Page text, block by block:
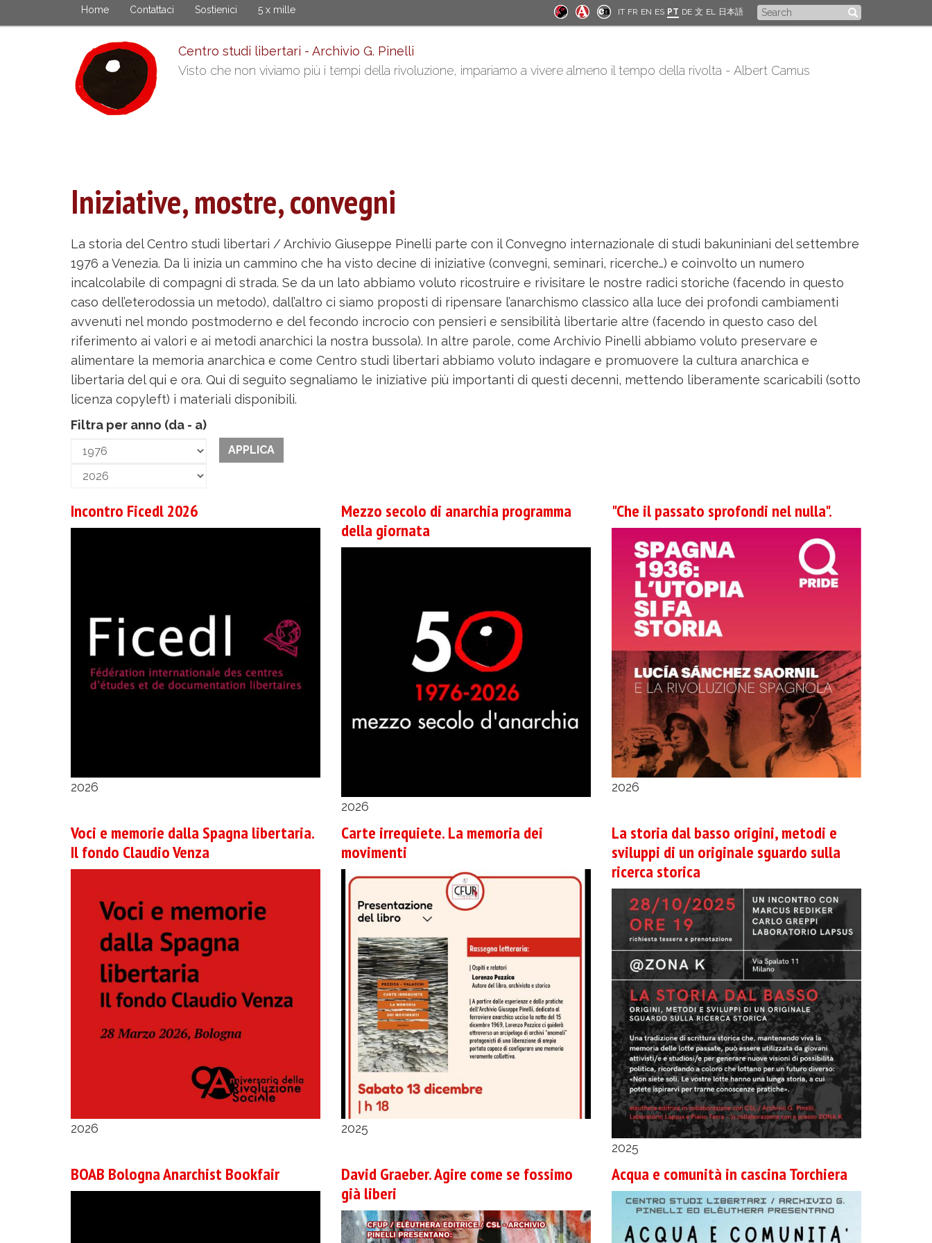
to
Home Contattaci Sostienici 5 x mille
Search
IT FR EN ES PT DE 文 EL 日本語
Centro studi libertari - Archivio G. Pinelli
Visto che non viviamo più i tempi della rivoluzione, impariamo a vivere almeno il tempo della rivolta - Albert Camus
Iniziative, mostre, convegni
La storia del Centro studi libertari / Archivio Giuseppe Pinelli parte con il Convegno internazionale di studi bakuniniani del settembre
1976 a Venezia. Da lì inizia un cammino che ha visto decine di iniziative (convegni, seminari, ricerche…) e coinvolto un numero
incalcolabile di compagni di strada. Se da un lato abbiamo voluto ricostruire e rivisitare le nostre radici storiche (facendo in questo
caso dell’eterodossia un metodo), dall’altro ci siamo proposti di ripensare l’anarchismo classico alla luce dei profondi cambiamenti
avvenuti nel mondo postmoderno e del fecondo incrocio con pensieri e sensibilità libertarie altre (facendo in questo caso del
riferimento ai valori e ai metodi anarchici la nostra bussola). In altre parole, come Archivio Pinelli abbiamo voluto preservare e
alimentare la memoria anarchica e come Centro studi libertari abbiamo voluto indagare e promuovere la cultura anarchica e
libertaria del qui e ora. Qui di seguito segnaliamo le iniziative più importanti di questi decenni, mettendo liberamente scaricabili (sotto
licenza copyleft) i materiali disponibili.
Filtra per anno (da - a)
Year
Filtra
anno
(da
per
APPLICA
Incontro Ficedl 2026
2026
Mezzo secolo di anarchia programma
della giornata
2026
"Che il passato sprofondi nel nulla".
2026
Voci e memorie dalla Spagna libertaria.
Il fondo Claudio Venza
2026
Carte irrequiete. La memoria dei
movimenti
2025
La storia dal basso origini, metodi e
sviluppi di un originale sguardo sulla
ricerca storica
2025
BOAB Bologna Anarchist Bookfair
David Graeber. Agire come se fossimo
già liberi
Acqua e comunità in cascina Torchiera